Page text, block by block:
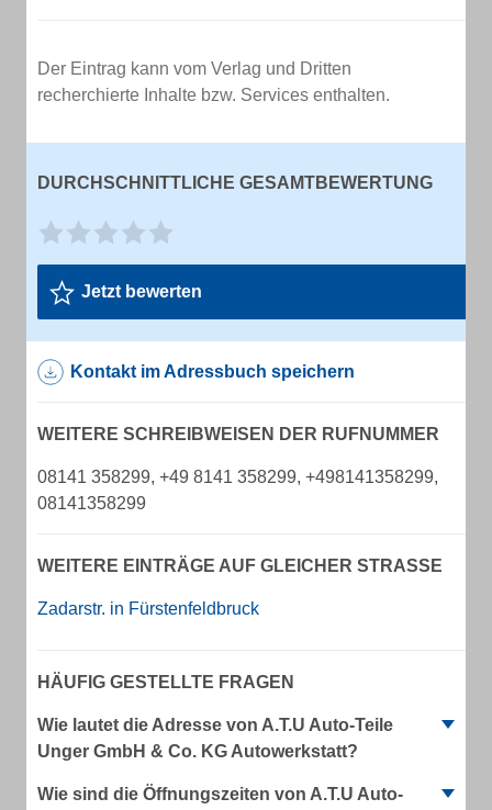
Der Eintrag kann vom Verlag und Dritten
recherchierte Inhalte bzw. Services enthalten.
DURCHSCHNITTLICHE GESAMTBEWERTUNG
Jetzt bewerten
Kontakt im Adressbuch speichern
WEITERE SCHREIBWEISEN DER RUFNUMMER
08141 358299, +49 8141 358299, +498141358299,
08141358299
WEITERE EINTRÄGE AUF GLEICHER STRASSE
Zadarstr. in Fürstenfeldbruck
HÄUFIG GESTELLTE FRAGEN
Wie lautet die Adresse von A.T.U Auto-Teile
Unger GmbH & Co. KG Autowerkstatt?
Wie sind die Öffnungszeiten von A.T.U Auto-